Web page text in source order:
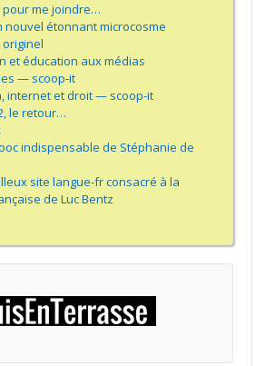
pour me joindre…
nouvel étonnant microcosme
et éducation aux médias
— scoop-it
internet et droit — scoop-it
le retour…
indispensable de Stéphanie de
site langue-fr consacré à la
de Luc Bentz